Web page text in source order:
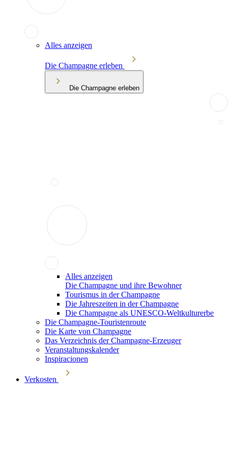
Alles anzeigen
Die Champagne erleben
Die Champagne erleben
Alles anzeigen
Die Champagne und ihre Bewohner
Tourismus in der Champagne
Die Jahreszeiten in der Champagne
Die Champagne als UNESCO-Weltkulturerbe
Die Champagne-Touristenroute
Die Karte von Champagne
Das Verzeichnis der Champagne-Erzeuger
Veranstaltungskalender
Inspiracionen
Verkosten